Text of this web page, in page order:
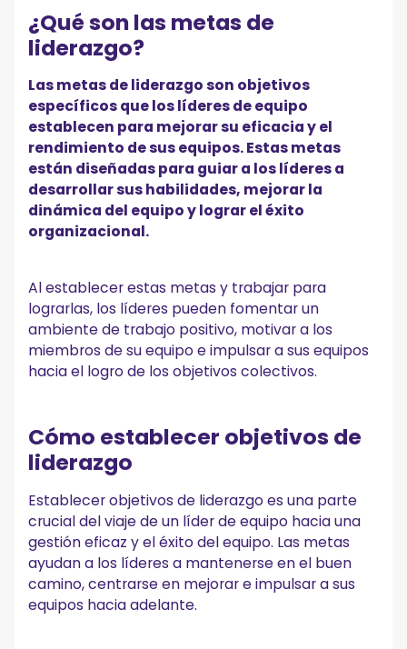
¿Qué son las metas de
liderazgo?
Las metas de liderazgo son objetivos
específicos que los líderes de equipo
establecen para mejorar su eficacia y el
rendimiento de sus equipos. Estas metas
están diseñadas para guiar a los líderes a
desarrollar sus habilidades, mejorar la
dinámica del equipo y lograr el éxito
organizacional.
Al establecer estas metas y trabajar para
lograrlas, los líderes pueden fomentar un
ambiente de trabajo positivo, motivar a los
miembros de su equipo e impulsar a sus equipos
hacia el logro de los objetivos colectivos.
Cómo establecer objetivos de
liderazgo
Establecer objetivos de liderazgo es una parte
crucial del viaje de un líder de equipo hacia una
gestión eficaz y el éxito del equipo. Las metas
ayudan a los líderes a mantenerse en el buen
camino, centrarse en mejorar e impulsar a sus
equipos hacia adelante.